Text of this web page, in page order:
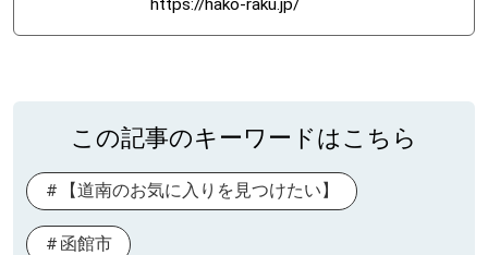
https://hako-raku.jp/
この記事のキーワードはこちら
【道南のお気に入りを見つけたい】
函館市